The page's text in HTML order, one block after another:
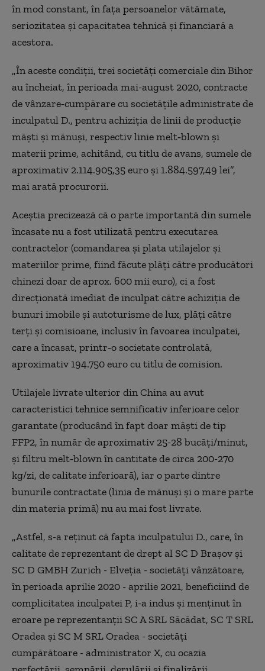
în mod constant, în faţa persoanelor vătămate,
seriozitatea şi capacitatea tehnică şi financiară a
acestora.
„În aceste condiţii, trei societăţi comerciale din Bihor
au încheiat, în perioada mai-august 2020, contracte
de vânzare‑cumpărare cu societăţile administrate de
inculpatul D., pentru achiziţia de linii de producţie
măşti şi mănuşi, respectiv linie melt‑blown şi
materii prime, achitând, cu titlu de avans, sumele de
aproximativ 2.114.905,35 euro şi 1.884.597,49 lei”,
mai arată procurorii.
Aceştia precizează că o parte importantă din sumele
încasate nu a fost utilizată pentru executarea
contractelor (comandarea şi plata utilajelor şi
materiilor prime, fiind făcute plăţi către producători
chinezi doar de aprox. 600 mii euro), ci a fost
direcţionată imediat de inculpat către achiziţia de
bunuri imobile şi autoturisme de lux, plăţi către
terţi şi comisioane, inclusiv în favoarea inculpatei,
care a încasat, printr‑o societate controlată,
aproximativ 194.750 euro cu titlu de comision.
Utilajele livrate ulterior din China au avut
caracteristici tehnice semnificativ inferioare celor
garantate (producând în fapt doar măşti de tip
FFP2, în număr de aproximativ 25-28 bucăţi/minut,
şi filtru melt‑blown în cantitate de circa 200-270
kg/zi, de calitate inferioară), iar o parte dintre
bunurile contractate (linia de mănuşi şi o mare parte
din materia primă) nu au mai fost livrate.
„Astfel, s-a reţinut că fapta inculpatului D., care, în
calitate de reprezentant de drept al SC D Braşov şi
SC D GMBH Zurich - Elveţia - societăţi vânzătoare,
în perioada aprilie 2020 - aprilie 2021, beneficiind de
complicitatea inculpatei P, i-a indus şi menţinut în
eroare pe reprezentanţii SC A SRL Săcădat, SC T SRL
Oradea şi SC M SRL Oradea - societăţi
cumpărătoare - administrator X, cu ocazia